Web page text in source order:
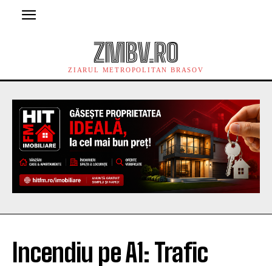
ZMBV.RO
ZIARUL METROPOLITAN BRASOV
Incendiu pe A1: Trafic